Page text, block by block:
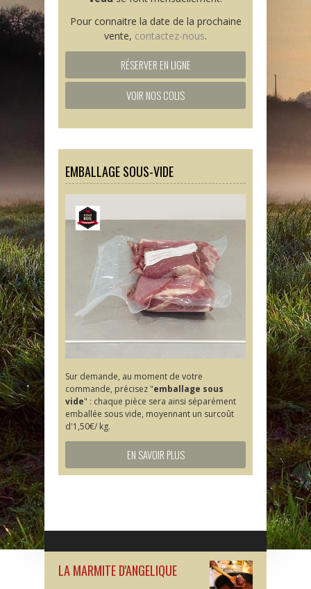
Pour connaitre la date de la prochaine
vente, contactez-nous.
RÉSERVER EN LIGNE
VOIR NOS COLIS
EMBALLAGE SOUS-VIDE
Sur demande, au moment de votre
commande, précisez "emballage sous
vide" : chaque pièce sera ainsi séparément
emballée sous vide, moyennant un surcoût
d'1,50€/ kg.
EN SAVOIR PLUS
LA MARMITE D'ANGELIQUE